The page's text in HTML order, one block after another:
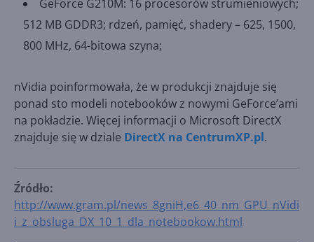
GeForce G210M: 16 procesorów strumieniowych;
512 MB GDDR3; rdzeń, pamięć, shadery – 625, 1500,
800 MHz, 64-bitowa szyna;
nVidia poinformowała, że w produkcji znajduje się
ponad sto modeli notebooków z nowymi GeForce’ami
na pokładzie. Więcej informacji o Microsoft DirectX
znajduje się w dziale DirectX na CentrumXP.pl.
Źródło:
http://www.gram.pl/news_8gniH,e6_40_nm_GPU_nVidi
i_z_obsluga_DX_10_1_dla_notebookow.html